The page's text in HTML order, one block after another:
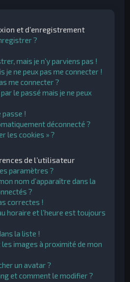
et d’enregistrement
?
mais je n’y parviens pas !
je ne peux pas me connecter !
me connecter ?
le passé mais je ne peux
passe !
déconnecté ?
les cookies » ?
de l’utilisateur
paramètres ?
nom d’apparaître dans la
?
correctes !
horaire et l’heure est toujours
la liste !
images à proximité de mon
un avatar ?
et comment le modifier ?